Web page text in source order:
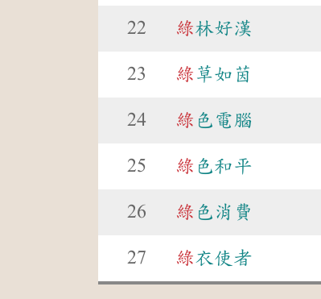
22 綠林好漢
23 綠 草如茵
24 綠 色電腦
25 綠 色和平
26 綠 色消費
27 綠衣使者